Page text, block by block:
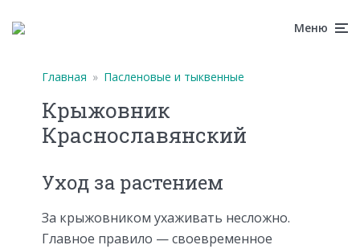
Меню
Главная » Пасленовые и тыквенные
Крыжовник
Краснославянский
Уход за растением
За крыжовником ухаживать несложно.
Главное правило — своевременное